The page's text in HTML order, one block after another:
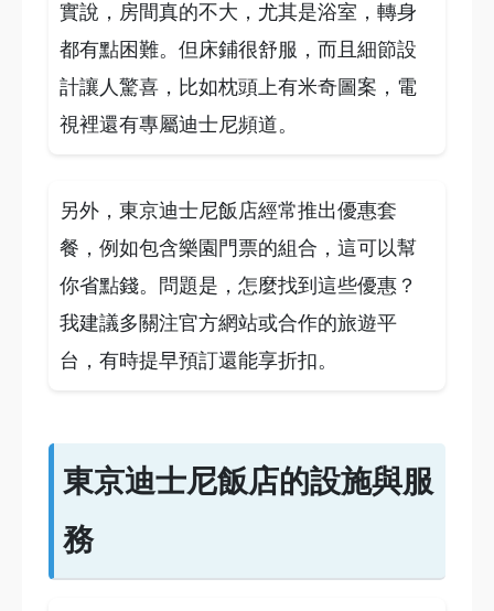
實說，房間真的不大，尤其是浴室，轉身
都有點困難。但床鋪很舒服，而且細節設
計讓人驚喜，比如枕頭上有米奇圖案，電
視裡還有專屬迪士尼頻道。
另外，東京迪士尼飯店經常推出優惠套
餐，例如包含樂園門票的組合，這可以幫
你省點錢。問題是，怎麼找到這些優惠？
我建議多關注官方網站或合作的旅遊平
台，有時提早預訂還能享折扣。
東京迪士尼飯店的設施與服
務